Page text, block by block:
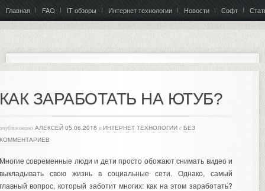
Главная FAQ IT обзоры Интернет технологии Новости Софт
ЗАРАБОТАТЬ НА ЮТУБ?
АЛЕКСЕЙ 05.06.2018 в ИНТЕРНЕТ ТЕХНОЛОГИИ с БЕЗ
современные люди и дети просто обожают снимать видео и
свою жизнь в социальные сети. Однако, самый
вопрос, который заботит многих: как на этом заработать?